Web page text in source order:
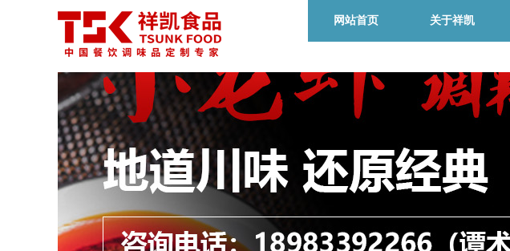
网站首页 关于祥凯